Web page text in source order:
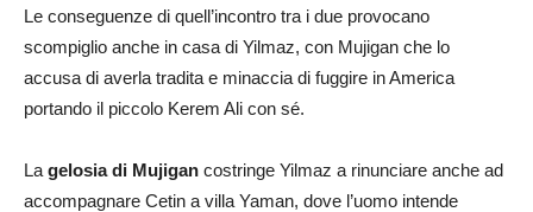
Le conseguenze di quell’incontro tra i due provocano
scompiglio anche in casa di Yilmaz, con Mujigan che lo
accusa di averla tradita e minaccia di fuggire in America
portando il piccolo Kerem Ali con sé.
La gelosia di Mujigan costringe Yilmaz a rinunciare anche ad
accompagnare Cetin a villa Yaman, dove l’uomo intende